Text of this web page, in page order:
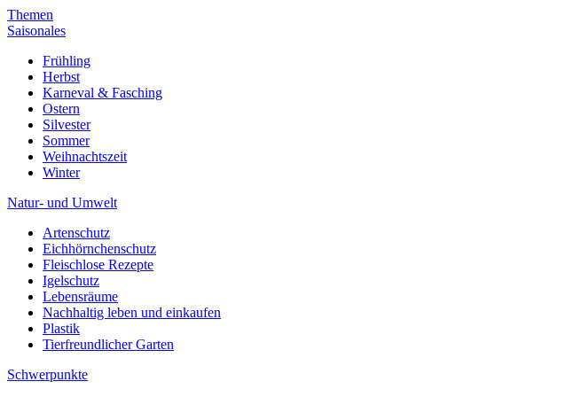
Themen
Saisonales
Frühling
Herbst
Karneval & Fasching
Ostern
Silvester
Sommer
Weihnachtszeit
Winter
Natur- und Umwelt
Artenschutz
Eichhörnchenschutz
Fleischlose Rezepte
Igelschutz
Lebensräume
Nachhaltig leben und einkaufen
Plastik
Tierfreundlicher Garten
Schwerpunkte